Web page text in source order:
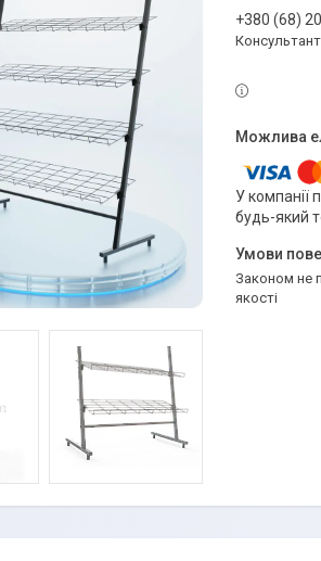
+380 (68)
Консультант
У компанії
будь-який
Законом не передбачено повернення та обмін даного товару належної
якості